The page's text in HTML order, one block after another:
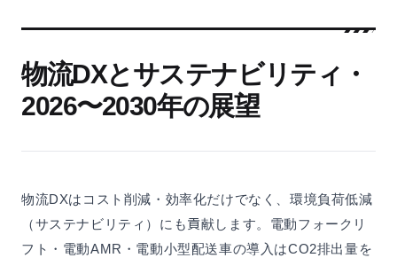
物流DXとサステナビリティ・
2026〜2030年の展望
物流DXはコスト削減・効率化だけでなく、環境負荷低減
（サステナビリティ）にも貢献します。電動フォークリ
フト・電動AMR・電動小型配送車の導入はCO2排出量を